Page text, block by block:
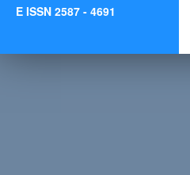
E ISSN 2587 - 4691